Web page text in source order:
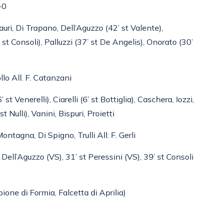
Di Trapano, Dell’Aguzzo (42’ st Valente),
Consoli), Palluzzi (37’ st De Angelis), Onorato (30’
All. F. Catanzani
Venerelli), Ciarelli (6’ st Bottiglia), Caschera, Iozzi,
Nulli), Vanini, Bispuri, Proietti
Di Spigno, Trulli All: F. Gerli
(VS), 31’ st Peressini (VS), 39’ st Consoli
di Formia, Falcetta di Aprilia)